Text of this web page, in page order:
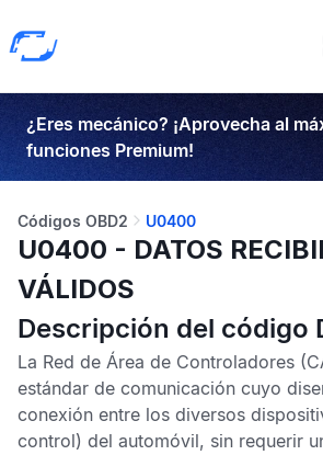
¿Eres mecánico? ¡Aprovecha al
funciones Premium!
Códigos OBD2 U0400
U0400 - DATOS
VÁLIDOS
Descripción del código
La Red de Área de Controladores
estándar de comunicación cuyo
conexión entre los diversos
control) del automóvil, sin requerir